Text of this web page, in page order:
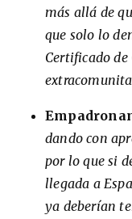
más allá de
que solo lo
Certificado
dando con
por lo que si
llegada a
ya deberían